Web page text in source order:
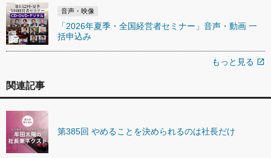
音声・映像
「2026年夏季・全国経営者セミナー」音声・動画 一
括申込み
もっと見る open_in_new
関連記事
第385回 やめることを決められるのは社長だけ